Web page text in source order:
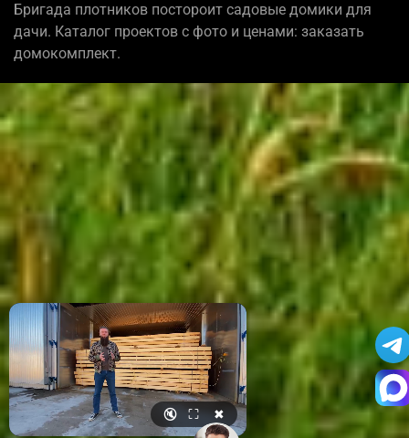
Бригада плотников постороит садовые домики для
дачи. Каталог проектов с фото и ценами: заказать
домокомплект.
🔇 ⛶ ✖